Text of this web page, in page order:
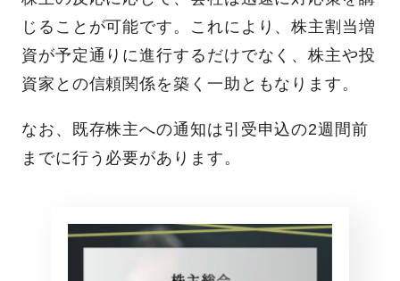
じることが可能です。これにより、株主割当増
資が予定通りに進行するだけでなく、株主や投
資家との信頼関係を築く一助ともなります。
なお、既存株主への通知は引受申込の2週間前
までに行う必要があります。